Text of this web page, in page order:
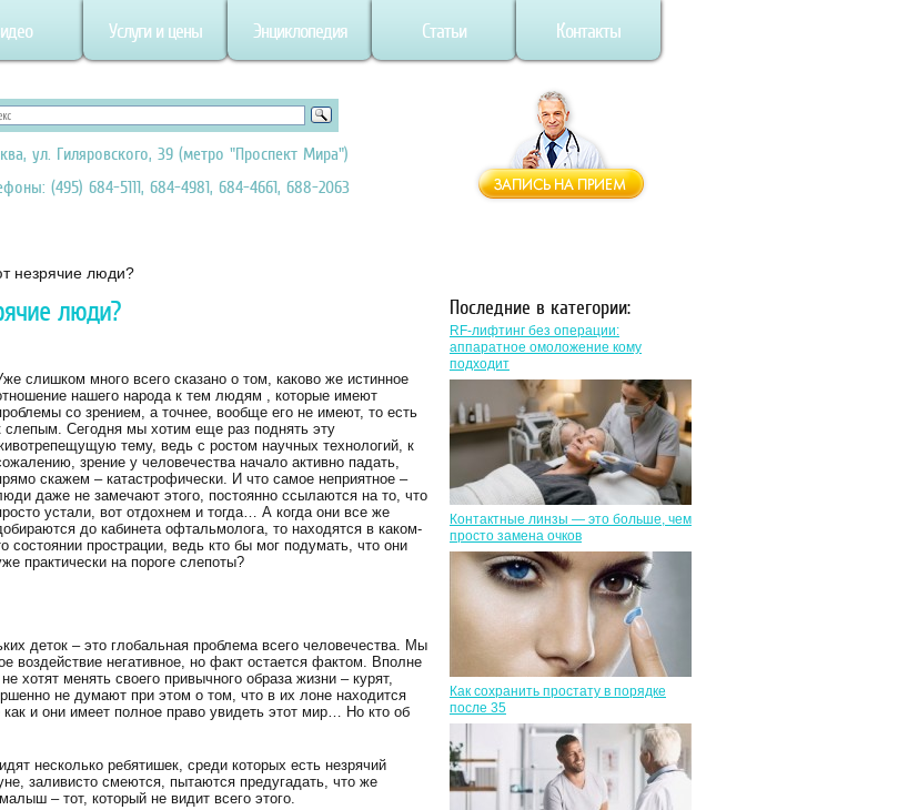
Услуги и цены Энциклопедия Статьи Контакты
ул. Гиляровского, 39 (метро "Проспект Мира")
(495) 684-5111, 684-4981, 684-4661, 688-2063
незрячие люди?
люди?
слишком много всего сказано о том, каково же истинное
нашего народа к тем людям , которые имеют
со зрением, а точнее, вообще его не имеют, то есть
слепым. Сегодня мы хотим еще раз поднять эту
тему, ведь с ростом научных технологий, к
зрение у человечества начало активно падать,
скажем – катастрофически. И что самое неприятное –
даже не замечают этого, постоянно ссылаются на то, что
устали, вот отдохнем и тогда… А когда они все же
до кабинета офтальмолога, то находятся в каком-
состоянии прострации, ведь кто бы мог подумать, что они
практически на пороге слепоты?
деток – это глобальная проблема всего человечества. Мы
воздействие негативное, но факт остается фактом. Вполне
менять своего привычного образа жизни – курят,
не думают при этом о том, что в их лоне находится
и они имеет полное право увидеть этот мир… Но кто об
несколько ребятишек, среди которых есть незрячий
заливисто смеются, пытаются предугадать, что же
– тот, который не видит всего этого.
Последние в категории:
RF-лифтинг без операции:
аппаратное омоложение кому
подходит
Контактные линзы — это больше, чем
просто замена очков
Как сохранить простату в порядке
после 35